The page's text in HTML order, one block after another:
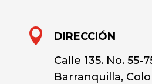

DIRECCIÓN
Calle 135. No. 55-
Barranquilla,